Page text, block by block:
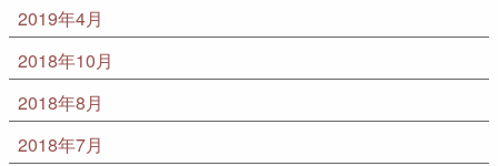
2019年4月
2018年10月
2018年8月
2018年7月